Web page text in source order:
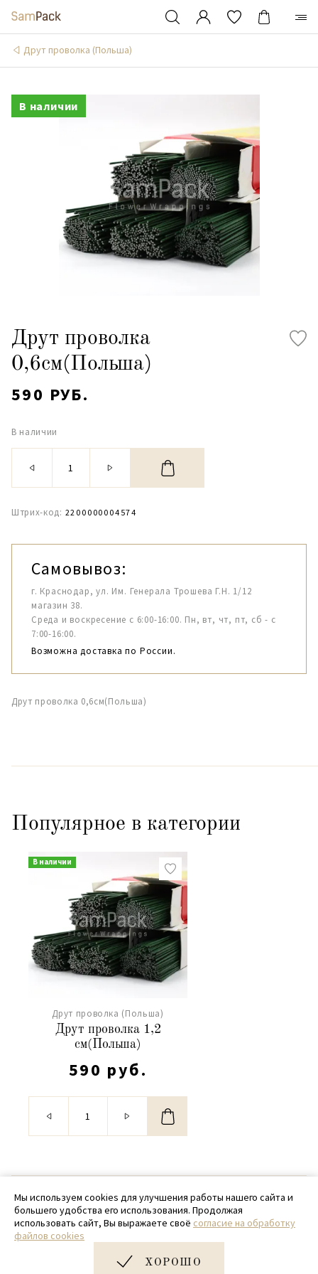
Друт проволка (Польша)
В наличии
Друт проволка
0,6см(Польша)
590 РУБ.
В наличии
Штрих-код: 2200000004574
Самовывоз:
г. Краснодар, ул. Им. Генерала Трошева Г.Н. 1/12
магазин 38.
Среда и воскресение с 6:00-16:00. Пн, вт, чт, пт, сб - с
7:00-16:00.
Возможна доставка по России.
Друт проволка 0,6см(Польша)
Популярное в категории
В наличии
Друт проволка (Польша)
Друт проволка 1,2
см(Польша)
590 руб.
© 2020 - 2026 SamPack
+ 7 (918) 699-97-87
zakaz@sampack.store
Дизайн и разработка сайта
Мы используем cookies для улучшения работы нашего сайта и
большего удобства его использования. Продолжая
использовать сайт, Вы выражаете своё согласие на обработку
файлов cookies
ХОРОШО